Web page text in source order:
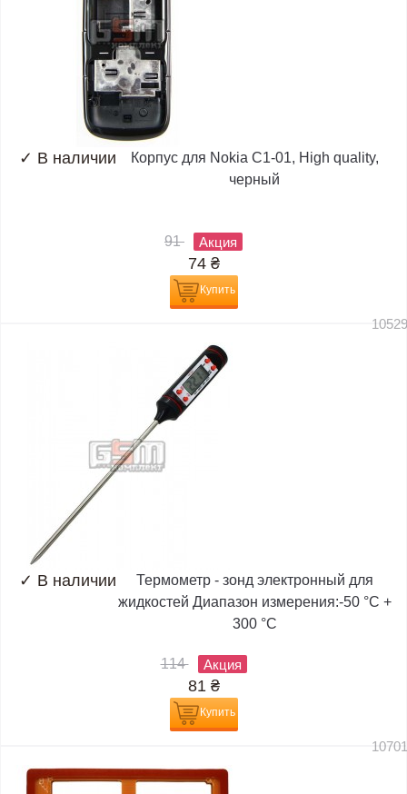
✓ В наличии
Корпус для Nokia C1-01, High quality,
черный
91 Акция
74 ₴
Купить
✓ В наличии
Термометр - зонд электронный для
жидкостей Диапазон измерения:-50 °C +
300 °C
114 Акция
81 ₴
Купить